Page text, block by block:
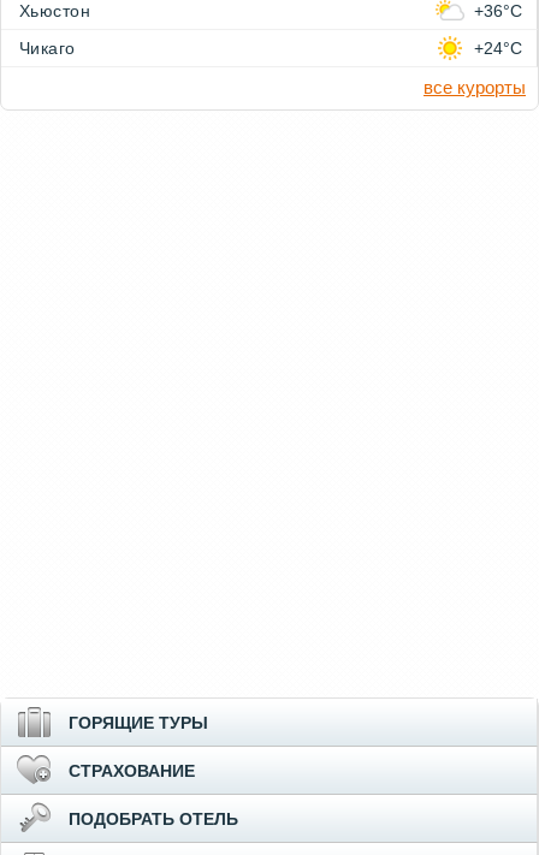
Хьюстон
+36°C
Чикаго
+24°C
все курорты
ГОРЯЩИЕ ТУРЫ
СТРАХОВАНИЕ
ПОДОБРАТЬ ОТЕЛЬ